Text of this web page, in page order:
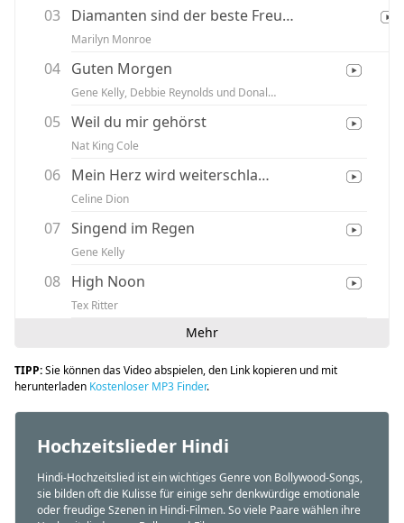
03 Diamanten sind der beste Freund eines Mädchens
Marilyn Monroe
04 Guten Morgen
Gene Kelly, Debbie Reynolds und Donald O'Conner
05 Weil du mir gehörst
Nat King Cole
06 Mein Herz wird weiterschlagen
Celine Dion
07 Singend im Regen
Gene Kelly
08 High Noon
Tex Ritter
Mehr
TIPP:Sie können das Video abspielen, den Link kopieren und mit
herunterladen Kostenloser MP3 Finder.
Hochzeitslieder Hindi
Hindi-Hochzeitslied ist ein wichtiges Genre von Bollywood-Songs,
sie bilden oft die Kulisse für einige sehr denkwürdige emotionale
oder freudige Szenen in Hindi-Filmen. So viele Paare wählen ihre